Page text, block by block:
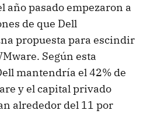
año pasado empezaron a
de que Dell
propuesta para escindir
Según esta
mantendría el 42% de
y el capital privado
alrededor del 11 por